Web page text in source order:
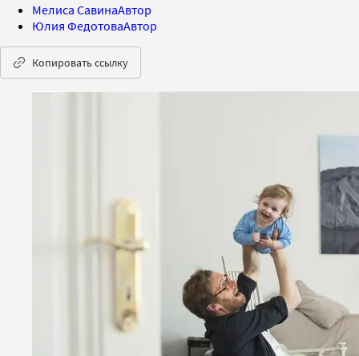
Мелиса СавинаАвтор
Юлия ФедотоваАвтор
Копировать ссылку